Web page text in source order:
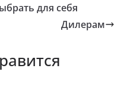
для себя
Дилерам